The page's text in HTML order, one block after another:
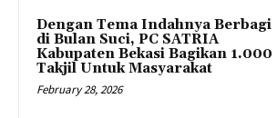
Dengan Tema Indahnya Berbagi
di Bulan Suci, PC SATRIA
Kabupaten Bekasi Bagikan 1.000
Takjil Untuk Masyarakat
February 28, 2026